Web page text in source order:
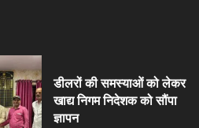
डीलरों की समस्याओं को लेकर
खाद्य निगम निदेशक को सौंपा
ज्ञापन